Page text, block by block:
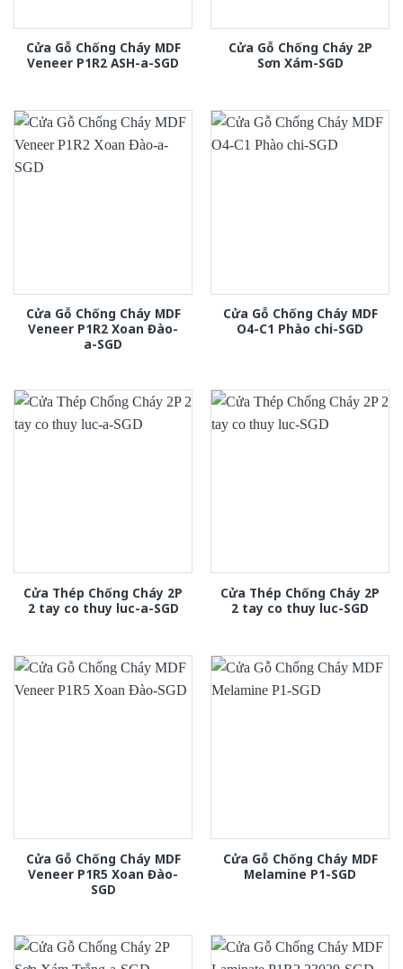
Cửa Gỗ Chống Cháy MDF
Veneer P1R2 ASH-a-SGD
Cửa Gỗ Chống Cháy 2P
Sơn Xám-SGD
Cửa Gỗ Chống Cháy MDF
Veneer P1R2 Xoan Đào-
a-SGD
Cửa Gỗ Chống Cháy MDF
O4-C1 Phào chi-SGD
Cửa Thép Chống Cháy 2P
2 tay co thuy luc-a-SGD
Cửa Thép Chống Cháy 2P
2 tay co thuy luc-SGD
Cửa Gỗ Chống Cháy MDF
Veneer P1R5 Xoan Đào-
SGD
Cửa Gỗ Chống Cháy MDF
Melamine P1-SGD